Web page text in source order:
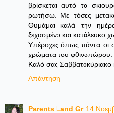
βρίσκεται αυτό το
ρωτήσω. Με τόσες
Θυμάμαι καλά την
ξεχασμένο και κατάλευκο
Υπέροχες όπως πάντα οι
χρώματα του φθινοπώρου.
Καλό σας Σαββατοκύριακο
Απάντηση
Parents Land Gr 14